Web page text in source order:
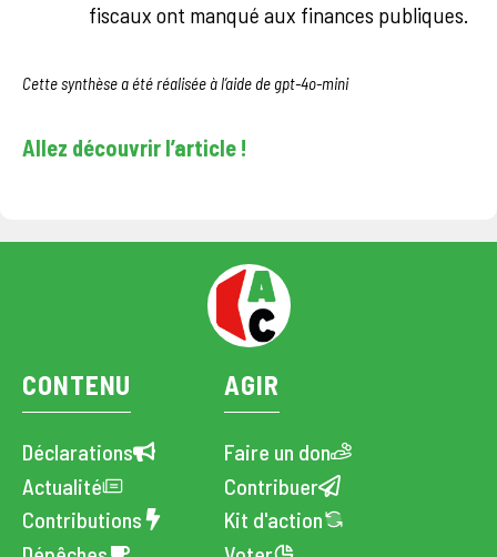
fiscaux ont manqué aux finances publiques.
Cette synthèse a été réalisée à l’aide de gpt-4o-mini
Allez découvrir l’article !
CONTENU
Déclarations
Actualité
Contributions
AGIR
Faire un don
Contribuer
Kit d'action